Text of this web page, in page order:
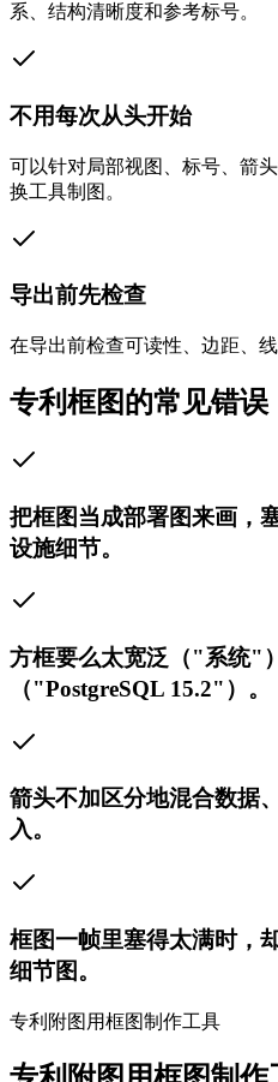
系、结构清晰度和参考标号。
不用每次从头开始
可以针对局部视图、标号、箭
换工具制图。
导出前先检查
在导出前检查可读性、边距、
专利框图的常见错误
把框图当成部署图来画，
设施细节。
方框要么太宽泛（"系统"
（"PostgreSQL 15.2"）。
箭头不加区分地混合数据
入。
框图一帧里塞得太满时，
细节图。
专利附图用框图制作工具